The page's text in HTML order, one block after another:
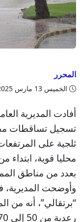
المحرر
الخميس 13 مارس 2025 - 14:00
أفادت المديرية
تسجيل تساقطات
محليا قوية،
بعدد من مناطق
وأوضحت
“برتقالي”، أنه من